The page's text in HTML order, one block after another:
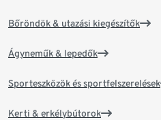
Bőröndök & utazási kiegészítők
Ágyneműk & lepedők
Sporteszközök és sportfelszerelések
Kerti & erkélybútorok